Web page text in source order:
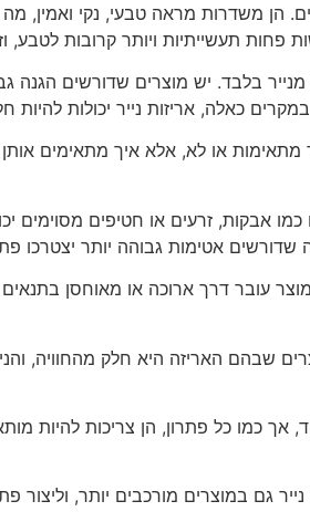
הן משדרות מראה טבעי, נקי
פחות תעשייתיות ויותר קרובות לטבע,
בלבד. יש מוצרים שדורשים הגנה
כאלה, אריזות נייר יכולות
או לא, אלא איך מתאימים אותן
אבקות, זרעים או חטיפים מסוימים
שדורשים אטימות גבוהה יותר יצטרכו
עובר דרך ארוכה או מאוחסן
שבהם האריזה היא חלק
אך כמו כל פתרון, הן צריכות להיות
גם במוצרים מורכבים יותר, וליצור